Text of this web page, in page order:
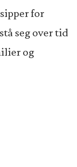
for
seg over tid
og